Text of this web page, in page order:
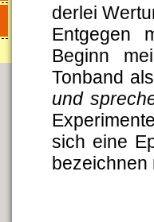
derlei
Entgegen
Beginn
Tonband
und
sich eine